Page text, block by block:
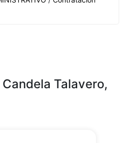
Talavero,